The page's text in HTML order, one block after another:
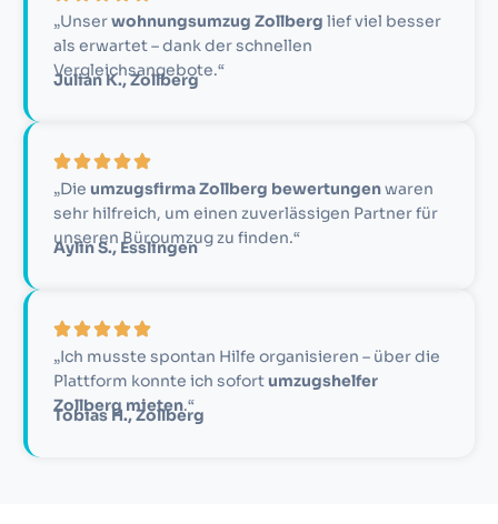
„Unserwohnungsumzug Zollberg lief viel besser
als erwartet – dank der schnellen
Vergleichsangebote.“
Julian K., Zollberg
„Die umzugsfirma Zollberg bewertungenwaren
sehr hilfreich, um einen zuverlässigen Partner für
unseren Büroumzug zu finden.“
Aylin S., Esslingen
„Ich musste spontan Hilfe organisieren – über die
Plattform konnte ich sofort umzugshelfer
Zollberg mieten.“
Tobias H., Zollberg